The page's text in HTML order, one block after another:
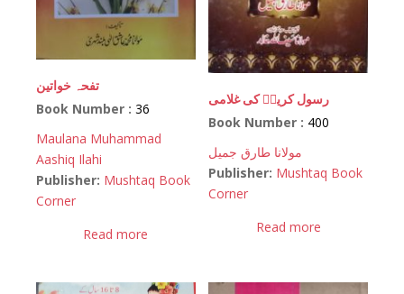
تفحہ خواتین
Book Number : 36
Maulana Muhammad
Aashiq Ilahi
Publisher: Mushtaq Book
Corner
Read more
رسول کریمؐ کی غلامی
Book Number : 400
مولانا طارق جمیل
Publisher: Mushtaq Book
Corner
Read more